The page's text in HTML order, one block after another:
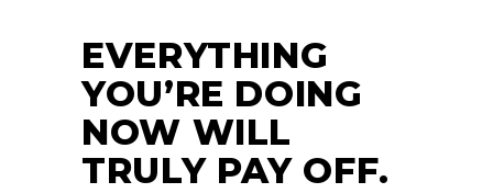
EVERYTHING
YOU’RE DOING
NOW WILL
TRULY PAY OFF.